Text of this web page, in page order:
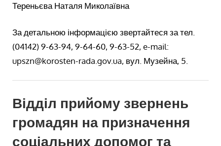
Тереньєва Наталя Миколаївна
За детальною інформацією звертайтеся за тел.
(04142) 9-63-94, 9-64-60, 9-63-52, e-mail:
upszn@korosten-rada.gov.ua, вул. Музейна, 5.
Відділ прийому звернень
громадян на призначення
соціальних допомог та